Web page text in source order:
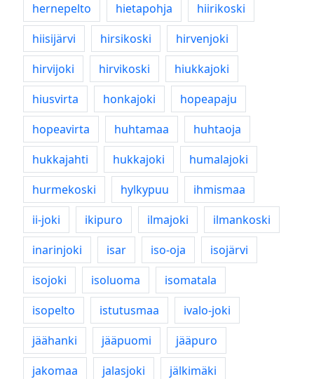
hernepelto
hietapohja
hiirikoski
hiisijärvi
hirsikoski
hirvenjoki
hirvijoki
hirvikoski
hiukkajoki
hiusvirta
honkajoki
hopeapaju
hopeavirta
huhtamaa
huhtaoja
hukkajahti
hukkajoki
humalajoki
hurmekoski
hylkypuu
ihmismaa
ii-joki
ikipuro ilmajoki
ilmankoski
inarinjoki
isar iso-oja
isojärvi
isojoki
isoluoma
isomatala
isopelto
istutusmaa
ivalo-joki
jäähanki
jääpuomi
jääpuro
jakomaa
jalasjoki
jälkimäki